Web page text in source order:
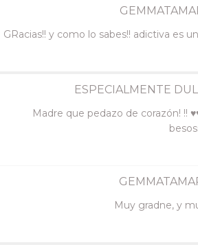
GRacias!! y como lo sabes!! adictiva es
ESPECIALMENTE
Madre que pedazo de corazón! !!
Muy gradne, y